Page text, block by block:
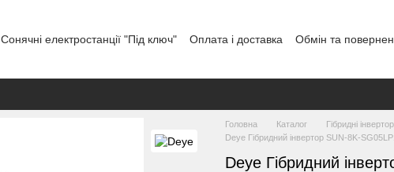
Сонячні електростанції "Під ключ" Оплата і доставка Обмін та
Головна Каталог Гібридні
Deye Гібридний інвертор SUN-8K-
Deye Гібридний